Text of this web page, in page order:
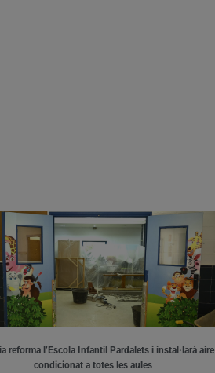
reforma l’Escola Infantil Pardalets i instal·larà aire
condicionat a totes les aules